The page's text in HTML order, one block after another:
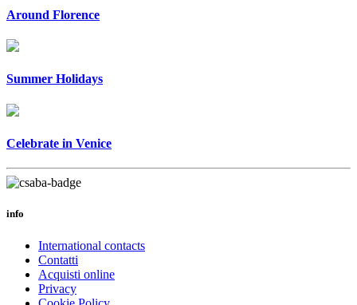
Around Florence
Summer Holidays
Celebrate in Venice
info
International contacts
Contatti
Acquisti online
Privacy